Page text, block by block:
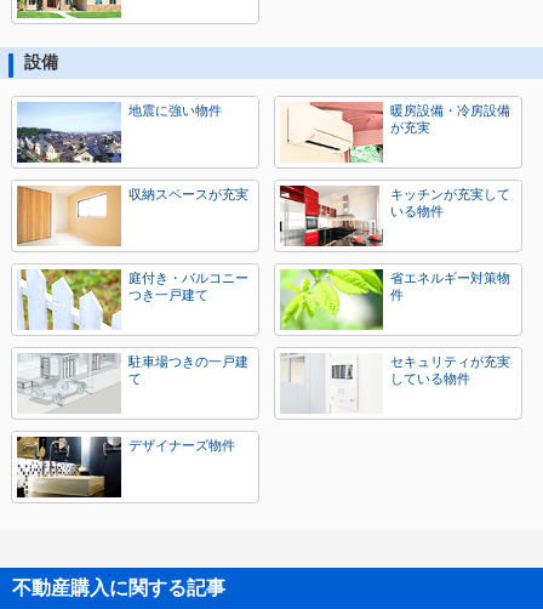
設備
地震に強い物件
暖房設備・冷房設備
が充実
収納スペースが充実
キッチンが充実して
いる物件
庭付き・バルコニー
つき一戸建て
省エネルギー対策物
件
駐車場つきの一戸建
て
セキュリティが充実
している物件
デザイナーズ物件
不動産購入に関する記事